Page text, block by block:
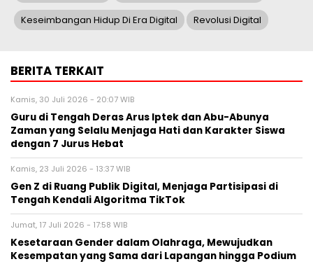
Keseimbangan Hidup Di Era Digital Revolusi Digital
BERITA TERKAIT
Kamis, 30 Juli 2026 - 20:07 WIB
Guru di Tengah Deras Arus Iptek dan Abu-Abunya
Zaman yang Selalu Menjaga Hati dan Karakter Siswa
dengan 7 Jurus Hebat
Kamis, 23 Juli 2026 - 13:37 WIB
Gen Z di Ruang Publik Digital, Menjaga Partisipasi di
Tengah Kendali Algoritma TikTok
Jumat, 17 Juli 2026 - 17:58 WIB
Kesetaraan Gender dalam Olahraga, Mewujudkan
Kesempatan yang Sama dari Lapangan hingga Podium